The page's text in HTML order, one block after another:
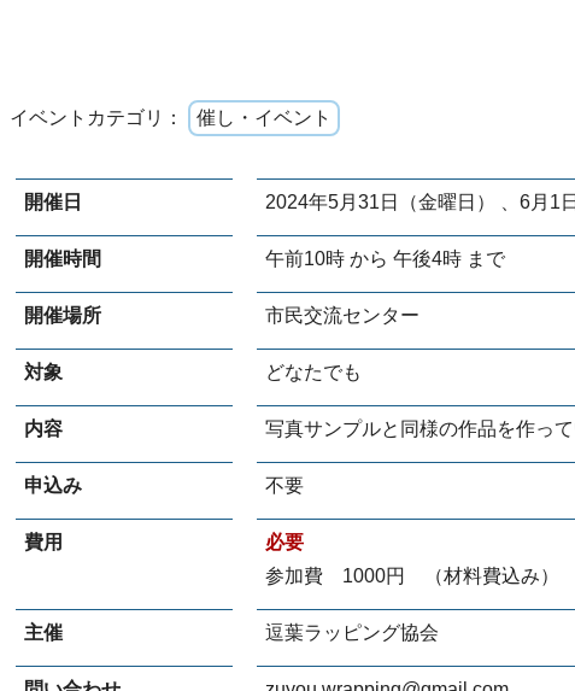
イベントカテゴリ： 催し・イベント
開催日 2024年5月31日（金曜日） 、6月1
開催時間 午前10時 から 午後4時 まで
開催場所 市民交流センター
対象 どなたでも
内容 写真サンプルと同様の作品を作っ
申込み 不要
費用
必要
参加費 1000円 （材料費込み）
主催 逗葉ラッピング協会